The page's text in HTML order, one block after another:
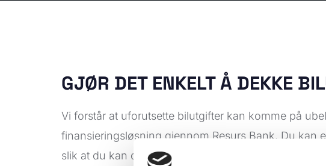
GJØR DET ENKELT Å DEKKE
Vi forstår at uforutsette bilutgifter kan komme på
finansieringsløsning gjennom Resurs Bank. Du kan
slik at du kan dele opp kostnadene på en måte som